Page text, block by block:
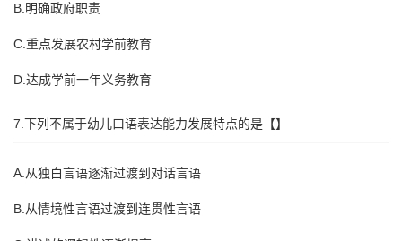
B.明确政府职责
C.重点发展农村学前教育
D.达成学前一年义务教育
7.下列不属于幼儿口语表达能力发展特点的是【】
A.从独白言语逐渐过渡到对话言语
B.从情境性言语过渡到连贯性言语